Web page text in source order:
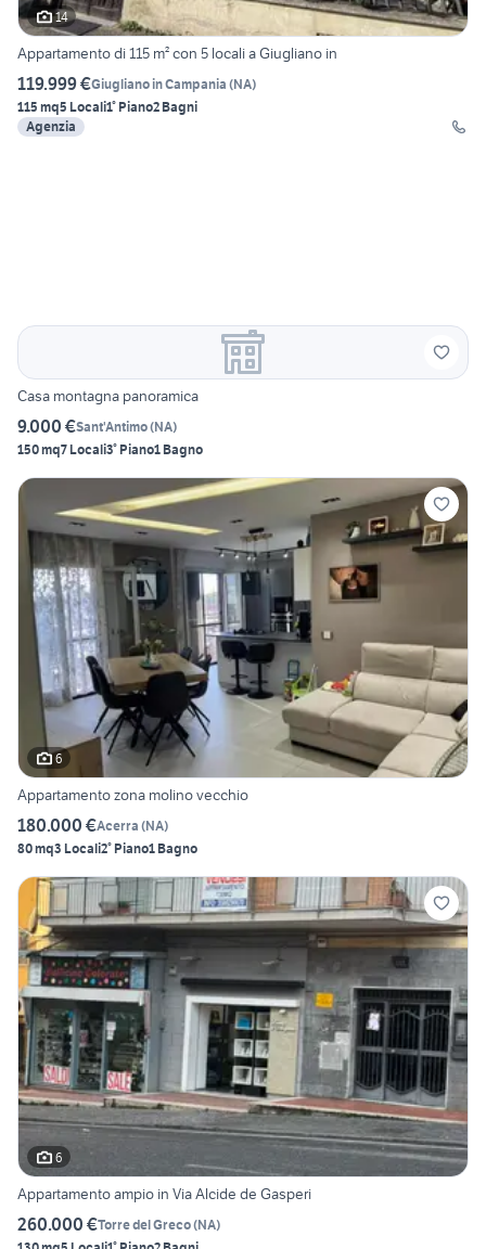
14
Appartamento di 115 m² con 5 locali a Giugliano in
119.999 €Giugliano in Campania (NA)
115 mq5 Locali1° Piano2 Bagni
Agenzia
Casa montagna panoramica
9.000 €Sant'Antimo(NA)
150 mq7 Locali3° Piano1 Bagno
6
Appartamento zona molino vecchio
180.000 €Acerra (NA)
80 mq3 Locali2° Piano1 Bagno
6
Appartamento ampio in Via Alcide de Gasperi
260.000 €Torre del Greco(NA)